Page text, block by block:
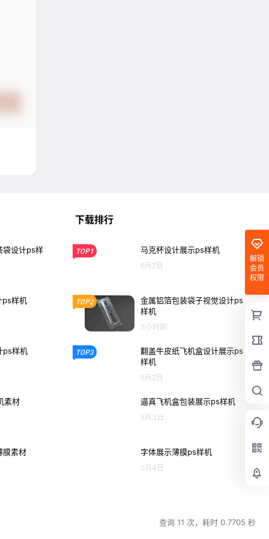
解锁
会员
权限
袋设计ps样
ps样机
ps样机
素材
膜素材
下载排行
TOP1 马克杯设计展示ps样机
6月7日
TOP2
金属铝箔包装袋子视觉设计ps
样机
3小时前
TOP3
翻盖牛皮纸飞机盒设计展示ps
样机
5月2日
逼真飞机盒包装展示ps样机
5月3日
字体展示薄膜ps样机
5月4日
查询 11 次，耗时 0.7705 秒